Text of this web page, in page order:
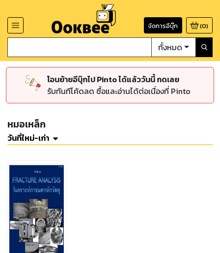
จัดการอีบุ๊ก (0)
ทั้งหมด
โอนย้ายอีบุ๊กไป Pinto ได้แล้ววันนี้ กดเลย
รับทันทีโค้ดลด ซื้อและอ่านได้ต่อเนื่องที่ Pinto
หมอเหล็ก
วันที่ใหม่-เก่า